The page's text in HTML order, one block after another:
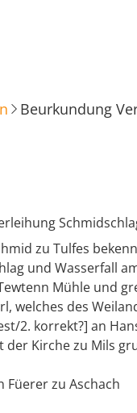
Beurkundung
zu Tulfes
und Wasserfall
Mühle und
welches des
2. korrekt?] an
der Kirche zu Mils
Füerer zu Aschach